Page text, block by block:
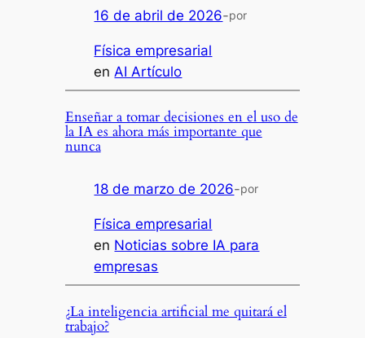
16 de abril de 2026-por
Física empresarial
en AI Artículo
Enseñar a tomar decisiones en el uso de
la IA es ahora más importante que
nunca
18 de marzo de 2026-por
Física empresarial
en Noticias sobre IA para
empresas
¿La inteligencia artificial me quitará el
trabajo?